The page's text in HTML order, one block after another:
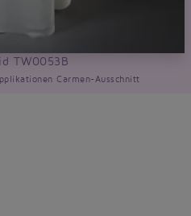
TW0053B
Carmen-Ausschnitt